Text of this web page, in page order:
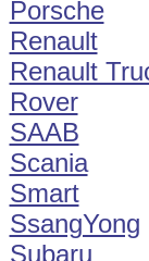
Porsche
Renault
Renault
Rover
SAAB
Scania
Smart
SsangYong
Subaru